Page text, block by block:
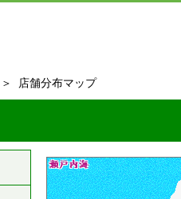
＞ 店舗分布マップ